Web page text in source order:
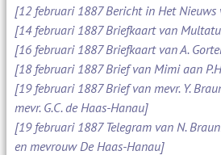
[12 februari 1887 Bericht in Het Nieuws
[14 februari 1887 Briefkaart van
[16 februari 1887 Briefkaart van A.
[18 februari 1887 Brief van Mimi aan
[19 februari 1887 Brief van mevr. Y.
mevr. G.C. de Haas-Hanau]
[19 februari 1887 Telegram van N.
en mevrouw De Haas-Hanau]